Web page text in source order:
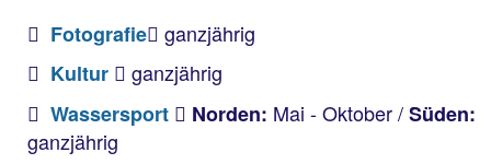
Fotografie
ganzjährig
Kultur
ganzjährig
Wassersport
Norden: Mai - Oktober /Süden:
ganzjährig